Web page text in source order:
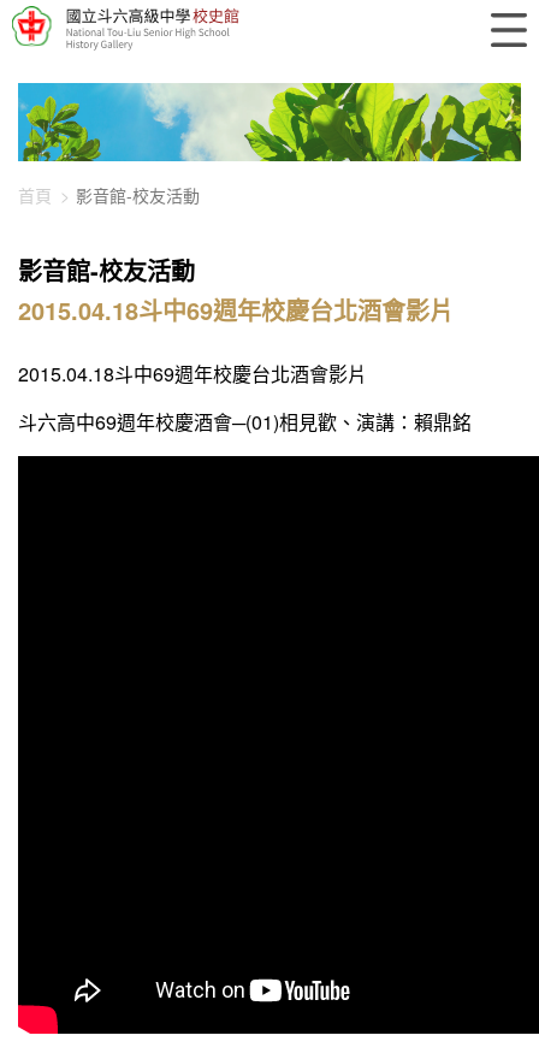
448-3883
首頁 影音館-校友活動
影音館-校友活動
2015.04.18斗中69週年校慶台北酒會影片
2015.04.18斗中69週年校慶台北酒會影片
斗六高中69週年校慶酒會─(01)相見歡、演講：賴鼎銘